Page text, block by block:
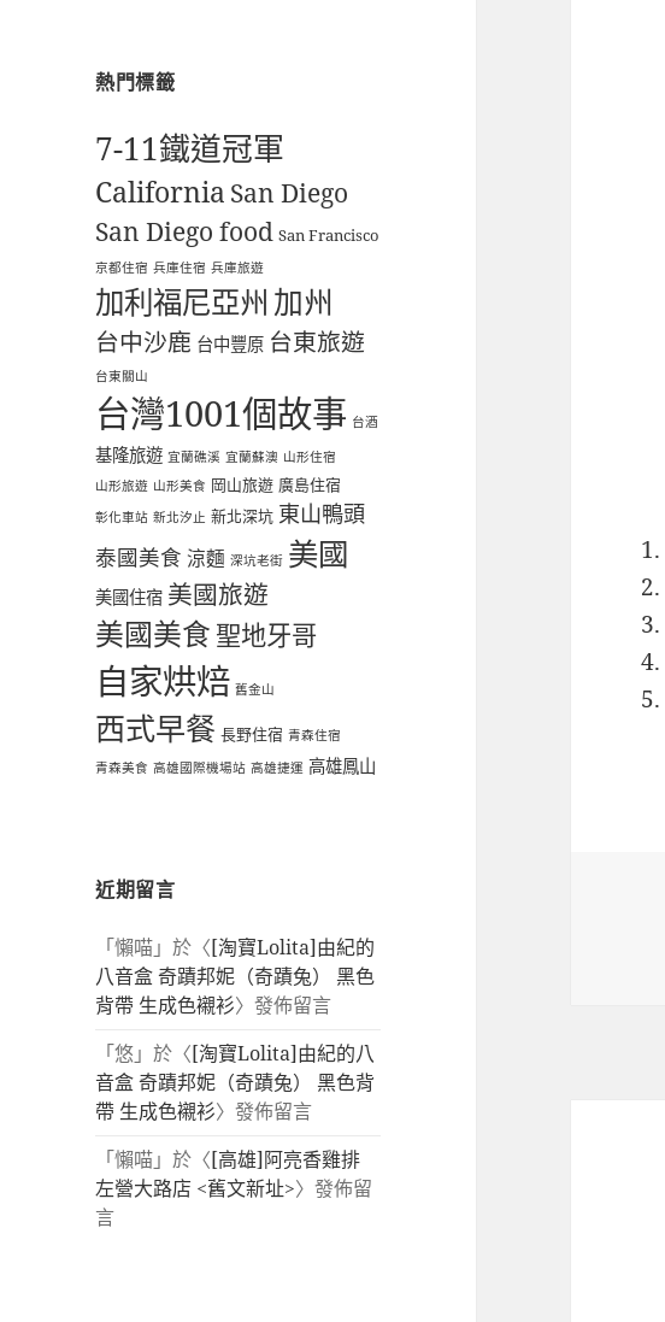
熱門標籤
7-11鐵道冠軍
California San Diego
San Diego food San Francisco
京都住宿 兵庫住宿 兵庫旅遊
加利福尼亞州 加州
台中沙鹿 台中豐原 台東旅遊
台東關山
台灣1001個故事 台酒
基隆旅遊 宜蘭礁溪 宜蘭蘇澳 山形住宿
山形旅遊 山形美食 岡山旅遊 廣島住宿
彰化車站 新北汐止 新北深坑 東山鴨頭
泰國美食 涼麵 深坑老街 美國
美國住宿 美國旅遊
美國美食 聖地牙哥
自家烘焙 舊金山
西式早餐 長野住宿 青森住宿
青森美食 高雄國際機場站 高雄捷運 高雄鳳山
近期留言
「懶喵」於〈[淘寶Lolita]由紀的
八音盒 奇蹟邦妮（奇蹟兔） 黑色
背帶 生成色襯衫〉發佈留言
「悠」於〈[淘寶Lolita]由紀的八
音盒 奇蹟邦妮（奇蹟兔） 黑色背
帶 生成色襯衫〉發佈留言
「懶喵」於〈[高雄]阿亮香雞排
左營大路店 <舊文新址>〉發佈留
言